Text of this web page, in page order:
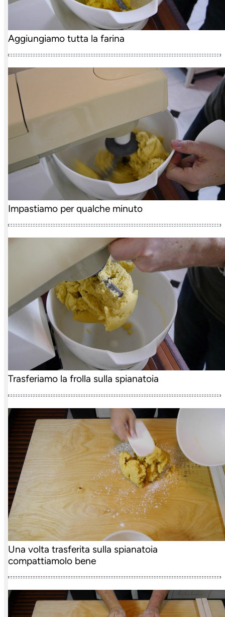
Aggiungiamo tutta la farina
Impastiamo per qualche minuto
Trasferiamo la frolla sulla spianatoia
Una volta trasferita sulla spianatoia
compattiamolo bene